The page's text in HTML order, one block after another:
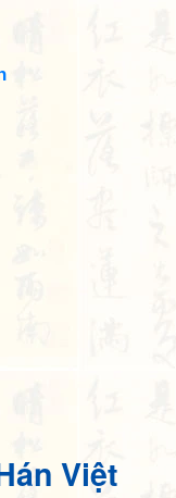
Việt